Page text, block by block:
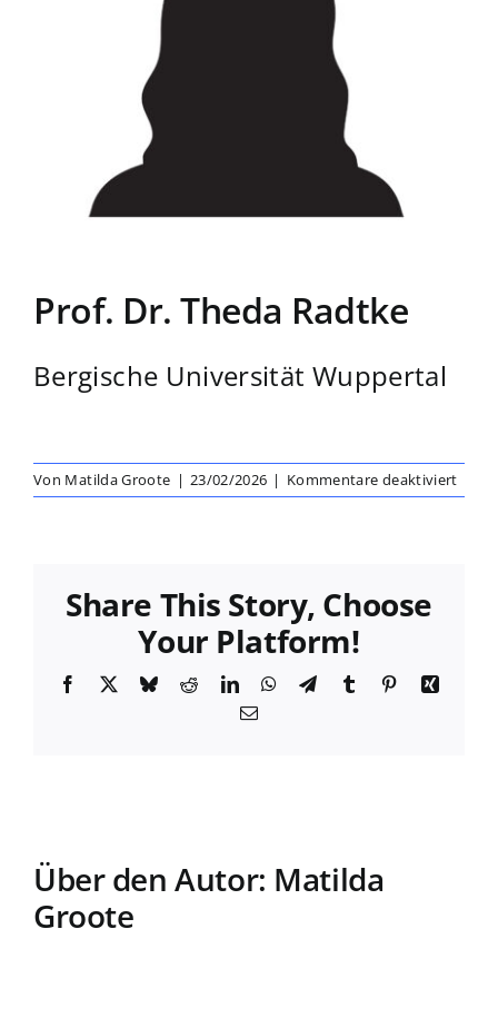
Prof. Dr. Theda Radtke
Bergische Universität Wuppertal
Von Matilda Groote | 23/02/2026 | Kommentare deaktiviertfür
Prof.
Share This Story, Choose
Your Platform!
Facebook
X BlueskyRedditLinkedInWhatsApp
TelegramTumblr PinterestXing
E-
Über den Autor: Matilda
Groote